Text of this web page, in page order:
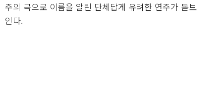
주의 곡으로 이름을 알린 단체답게 유려한 연주가 돋보
인다.